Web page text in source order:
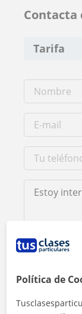
Contacta
Tarifa
Política de